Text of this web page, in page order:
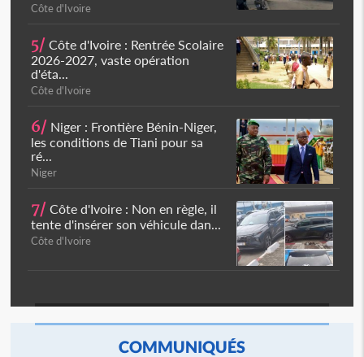
Côte d'Ivoire
5/ Côte d'Ivoire : Rentrée Scolaire
2026-2027, vaste opération
d'éta...
Côte d'Ivoire
6/ Niger : Frontière Bénin-Niger,
les conditions de Tiani pour sa
ré...
Niger
7/ Côte d'Ivoire : Non en règle, il
tente d'insérer son véhicule dan...
Côte d'Ivoire
COMMUNIQUÉS